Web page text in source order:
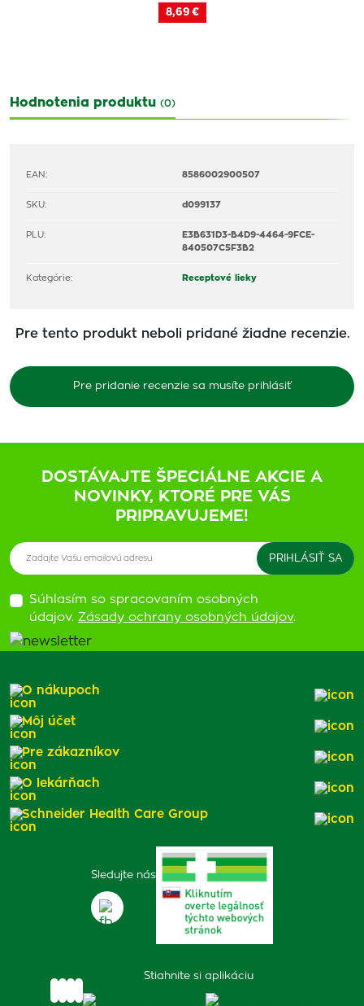
8,69 €
Hodnotenia produktu (0)
EAN: 8586002900507
SKU: d099137
PLU:
E3B631D3-B4D9-4464-9FCE-
840507C5F3B2
Kategórie: Receptové lieky
Pre tento produkt neboli pridané žiadne recenzie.
Pre pridanie recenzie sa musíte prihlásiť
DOSTÁVAJTE ŠPECIÁLNE AKCIE A
NOVINKY, KTORÉ PRE VÁS
PRIPRAVUJEME!
Súhlasím so spracovaním osobných
údajov. Zásady ochrany osobných údajov.
Sledujte nás
Stiahnite si aplikáciu
O nákupoch
Môj účet
Pre zákazníkov
O lekárňach
Schneider Health Care Group